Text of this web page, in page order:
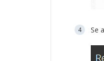
Se